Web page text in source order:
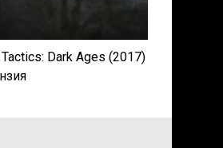
Dark Ages (2017)